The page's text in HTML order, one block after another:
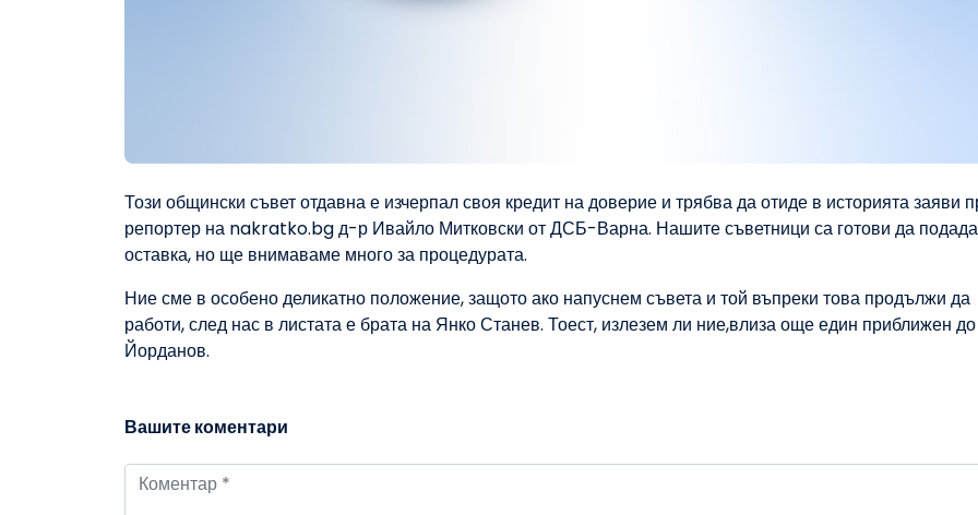
Този общински съвет отдавна е изчерпал своя кредит на доверие и трябва да отиде в историята заяви
репортер на nakratko.bg д-р Ивайло Митковски от ДСБ-Варна. Нашите съветници са готови да
оставка, но ще внимаваме много за процедурата.
Ние сме в особено деликатно положение, защото ако напуснем съвета и той въпреки това продължи да
работи, след нас в листата е брата на Янко Станев. Тоест, излезем ли ние,влиза още един приближен
Йорданов.
Вашите коментари